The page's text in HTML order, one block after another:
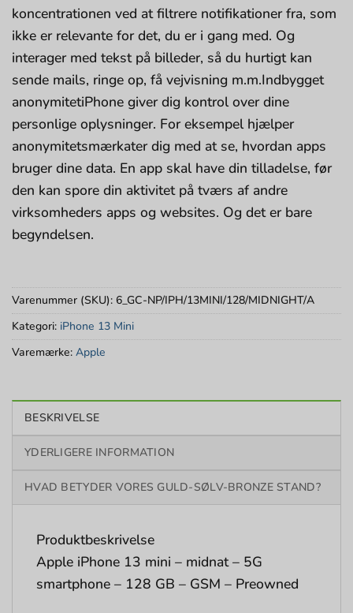
koncen­trationen ved at filtrere notifikationer fra, som
ikke er relevante for det, du er i gang med. Og
interager med tekst på billeder, så du hurtigt kan
sende mails, ringe op, få vejvisning m.m.Indbygget
anonymitetiPhone giver dig kontrol over dine
person­lige oplys­ninger. For eksempel hjælper
anony­mitetsmærkater dig med at se, hvordan apps
bruger dine data. En app skal have din tilladelse, før
den kan spore din aktivitet på tværs af andre
virksomheders apps og websites. Og det er bare
begyndelsen.
Varenummer (SKU): 6_GC-NP/IPH/13MINI/128/MIDNIGHT/A
Kategori: iPhone 13 Mini
Varemærke: Apple
BESKRIVELSE
YDERLIGERE INFORMATION
HVAD BETYDER VORES GULD-SØLV-BRONZE STAND?
Produktbeskrivelse
Apple iPhone 13 mini – midnat – 5G
smartphone – 128 GB – GSM – Preowned